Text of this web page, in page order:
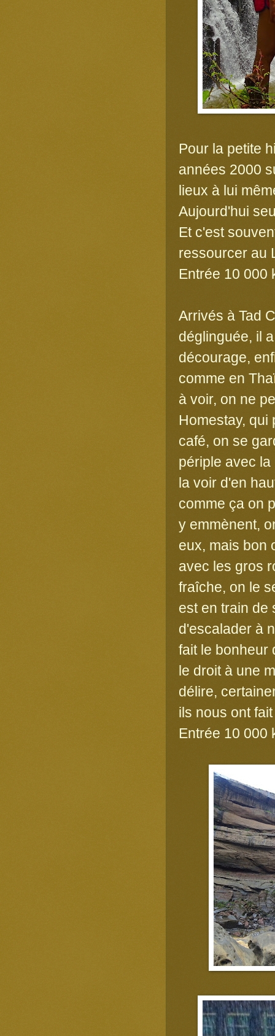
Pour la petite
années 2000
lieux à lui
Aujourd'hui
Et c'est
ressourcer au
Entrée 10 000
Arrivés à Tad
déglinguée, il
décourage,
comme en
à voir, on ne
Homestay, qui
café, on se
périple avec
la voir d'en
comme ça on
y emmènent,
eux, mais bon
avec les gros
fraîche, on le
est en train de
d'escalader à
fait le bonheur
le droit à une
délire,
ils nous ont
Entrée 10 000